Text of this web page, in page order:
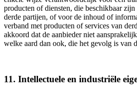
producten of diensten, die beschikbaar
derde partijen, of voor de inhoud of
verband met producten of services van
akkoord dat de aanbieder niet
welke aard dan ook, die het gevolg is van
11. Intellectuele en industriële